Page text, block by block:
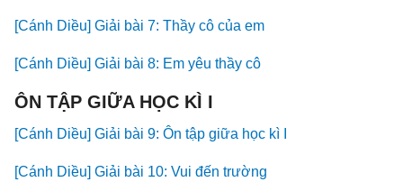
[Cánh Diều] Giải bài 7: Thầy cô của em
[Cánh Diều] Giải bài 8: Em yêu thầy cô
ÔN TẬP GIỮA HỌC KÌ I
[Cánh Diều] Giải bài 9: Ôn tập giữa học kì I
[Cánh Diều] Giải bài 10: Vui đến trường